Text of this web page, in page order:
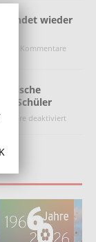
wieder
Kommentare
Schüler
deaktiviert